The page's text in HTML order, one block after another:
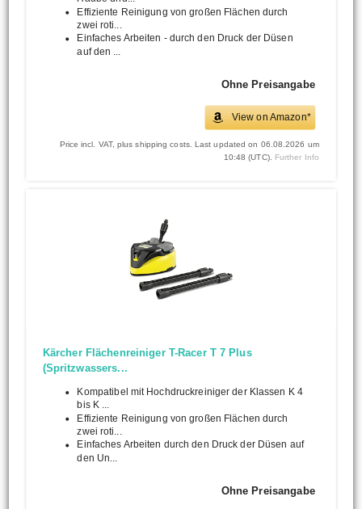
Effiziente Reinigung von großen Flächen durch
zwei roti...
Einfaches Arbeiten - durch den Druck der Düsen
auf den ...
Ohne Preisangabe
View on Amazon*
Price incl. VAT, plus shipping costs. Last updated on 06.08.2026 um
10:48 (UTC). Further Info
Kärcher Flächenreiniger T-Racer T 7 Plus
(Spritzwassers...
Kompatibel mit Hochdruckreiniger der Klassen K 4
bis K ...
Effiziente Reinigung von großen Flächen durch
zwei roti...
Einfaches Arbeiten durch den Druck der Düsen auf
den Un...
Ohne Preisangabe